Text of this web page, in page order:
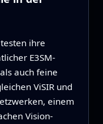
ihre
E3SM-
auch feine
ViSIR und
einem
Vision-